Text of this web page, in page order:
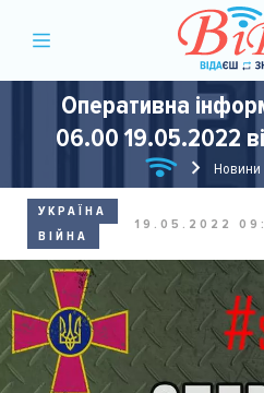
Оперативна
06.00 19.05.2022
Новини
УКРАЇНА
ВІЙНА
19.05.2022